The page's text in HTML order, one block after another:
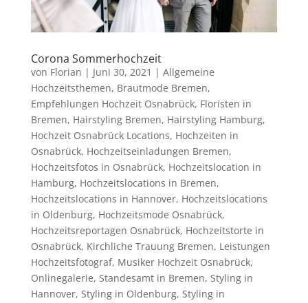
Corona Sommerhochzeit
von Florian | Juni 30, 2021 | Allgemeine
Hochzeitsthemen, Brautmode Bremen,
Empfehlungen Hochzeit Osnabrück, Floristen in
Bremen, Hairstyling Bremen, Hairstyling Hamburg,
Hochzeit Osnabrück Locations, Hochzeiten in
Osnabrück, Hochzeitseinladungen Bremen,
Hochzeitsfotos in Osnabrück, Hochzeitslocation in
Hamburg, Hochzeitslocations in Bremen,
Hochzeitslocations in Hannover, Hochzeitslocations
in Oldenburg, Hochzeitsmode Osnabrück,
Hochzeitsreportagen Osnabrück, Hochzeitstorte in
Osnabrück, Kirchliche Trauung Bremen, Leistungen
Hochzeitsfotograf, Musiker Hochzeit Osnabrück,
Onlinegalerie, Standesamt in Bremen, Styling in
Hannover, Styling in Oldenburg, Styling in